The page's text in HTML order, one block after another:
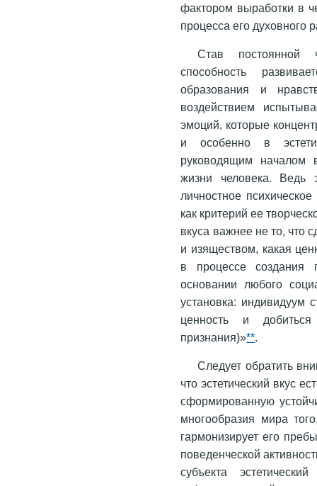
фактором выработки в
процесса его духовного
Став постоянной
способность
образования и
воздействием
эмоций, которые
и особенно в
руководящим началом
жизни человека. Ведь
личностное
как критерий ее
вкуса важнее не то, что
и изяществом, какая
в процессе создания
основании любого
установка: индивидуум
ценность и
признания)»**.
Следует обратить
что эстетический вкус
сформированную
многообразия мира
гармонизирует его
поведенческой
субъекта